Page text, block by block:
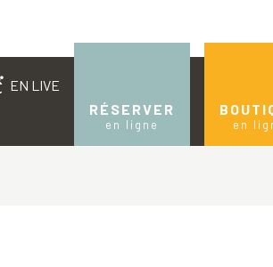
EN LIVE
RÉSERVER
en ligne en